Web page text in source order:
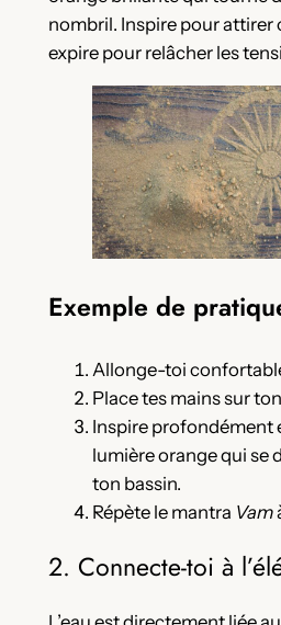
nombril. Inspire pour attirer
expire pour relâcher les
Exemple de
Allonge-toi
Place tes mains sur
Inspire profondément
lumière orange qui se
ton bassin.
Répète le mantra Vam
2. Connecte-toi à